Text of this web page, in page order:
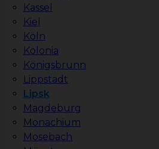
Kassel
Kiel
Köln
Kolonia
Königsbrunn
Lippstadt
Lipsk
Magdeburg
Monachium
Mosebach